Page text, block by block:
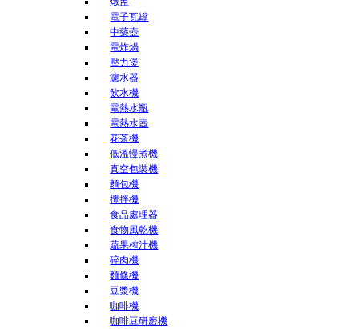
電子瓦罉
中藥壺
電炸煱
壓力煲
濾水器
飲水機
電熱水瓶
電熱水壺
花茶機
低溫慢煮機
真空包裝機
麵包機
攪拌機
食品處理器
食物風乾機
蔬果榨汁機
碎肉機
麵條機
豆漿機
咖啡機
咖啡豆研磨機